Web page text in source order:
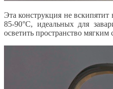
Эта конструкция не
85-90°С, идеальных для
осветить пространство мягким